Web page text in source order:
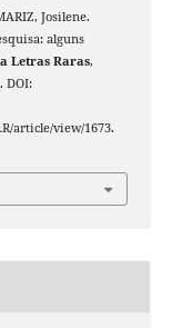
Josilene.
alguns
Letras Raras,
DOI:
article/view/1673.